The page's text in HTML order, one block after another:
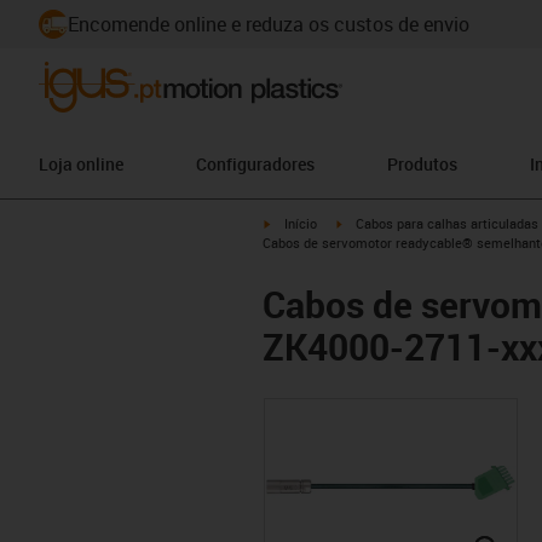
Encomende online e reduza os custos de envio
Loja online Configuradores Produtos
igus-icon-arrow-right
Início igus-icon-arrow-right
Cabos para calhas articuladas
Cabos de servomotor readycable®
Cabos de
ZK4000-2711-